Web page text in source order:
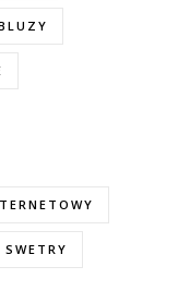
SWETRY